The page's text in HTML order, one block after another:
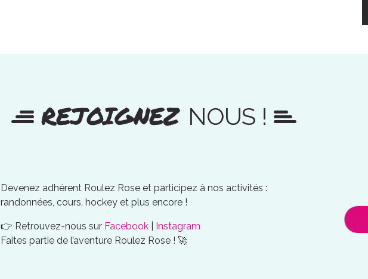
REJOIGNEZ NOUS !
Devenez adhérent Roulez Rose et participez à nos activités :
randonnées, cours, hockey et plus encore !
👉 Retrouvez-nous sur Facebook
Instagram
Faites partie de l’aventure Roulez Rose ! 🚀